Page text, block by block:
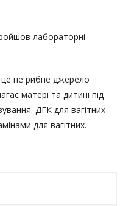
лабораторні
не рибне джерело
матері та дитині під
ДГК для вагітних
для вагітних.